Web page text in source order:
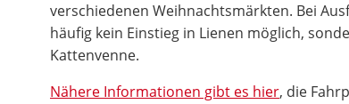
verschiedenen Weihnachtsmärkten. Bei
häufig kein Einstieg in Lienen möglich,
Kattenvenne.
Nähere Informationen gibt es hier, die